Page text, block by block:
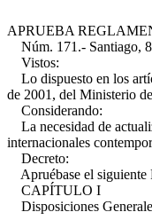
APRUEBA
Núm. 171.- Santiago,
Vistos:
Lo dispuesto en los
de 2001, del Ministerio
Considerando:
La necesidad de
internacionales
Decreto:
Apruébase el siguiente
CAPÍTULO I
Disposiciones